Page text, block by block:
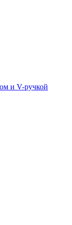
и V-ручкой